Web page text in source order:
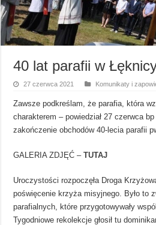
40 lat parafii w
27 czerwca 2021 Komunikaty i
Zawsze podkreślam, że parafia, która
charakterem – powiedział 27 czerwca
zakończenie obchodów 40-lecia parafii
GALERIA ZDJĘĆ –TUTAJ
Uroczystości rozpoczęła Droga
poświęcenie krzyża misyjnego. Było to
parafialnych, które przygotowywały
Tygodniowe rekolekcje głosił tu